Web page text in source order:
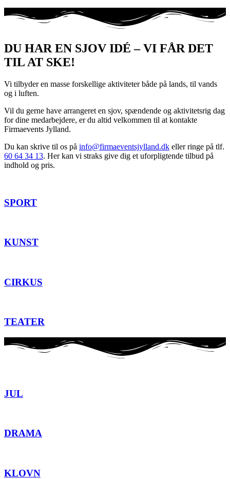
DU HAR EN SJOV IDÉ – VI FÅR DET
TIL AT SKE!
Vi tilbyder en masse forskellige aktiviteter både på lands, til vands
og i luften.
Vil du gerne have arrangeret en sjov, spændende og aktivitetsrig dag
for dine medarbejdere, er du altid velkommen til at kontakte
Firmaevents Jylland.
Du kan skrive til os på info@firmaeventsjylland.dk eller ringe på tlf.
60 64 34 13. Her kan vi straks give dig et uforpligtende tilbud på
indhold og pris.
SPORT
KUNST
CIRKUS
TEATER
JUL
DRAMA
KLOVN